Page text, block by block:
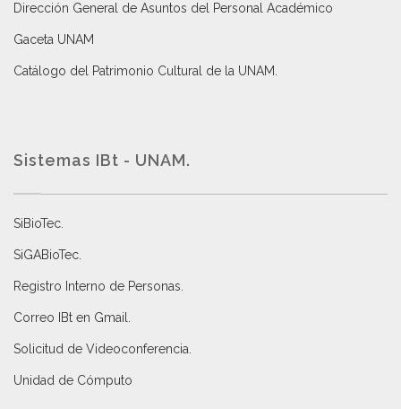
Dirección General de Asuntos del Personal Académico
Gaceta UNAM
Catálogo del Patrimonio Cultural de la UNAM.
Sistemas IBt - UNAM.
SiBioTec
SiGABioTec.
Registro Interno de Personas
Correo IBt en Gmail
Solicitud de Videoconferencia.
Unidad de Cómputo